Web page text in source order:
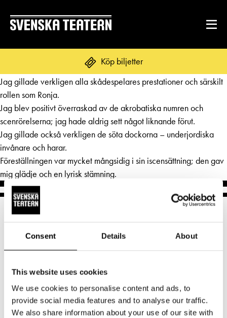
Consent Details About
This website uses cookies
We use cookies to personalise content and ads, to
provide social media features and to analyse our traffic.
We also share information about your use of our site with
Köp biljetter
REPERTOAR & BILJETTER
Repertoar
Kalender
Kundtjänst
Biljetter
Unga
Presentkort
DITT BESÖK
Mat & dryck
Publikarbete
Textning
Tillgänglighet
GRUPPER & FÖRETAG
Grupper & teaterombud
Pedagognätverk & skolgrupper
Företag
Guidning
OM SVENSKA TEATERN
Aktuellt
Teaterns verksamhet
Ensemble
Historia
Denna fantastiska föreställning förbättrade mitt humör och gjorde
Jag gillade verkligen alla skådespelares prestationer och särskilt
rollen som Ronja.
Jag blev positivt överraskad av de akrobatiska numren och
scenrörelserna; jag hade aldrig sett något liknande förut.
Jag gillade också verkligen de söta dockorna – underjordiska
invånare och harar.
Föreställningen var mycket mångsidig i sin iscensättning; den gav
mig glädje och en lyrisk stämning.
Norra esplanaden 2
00130 Helsingfors
Växel och reception